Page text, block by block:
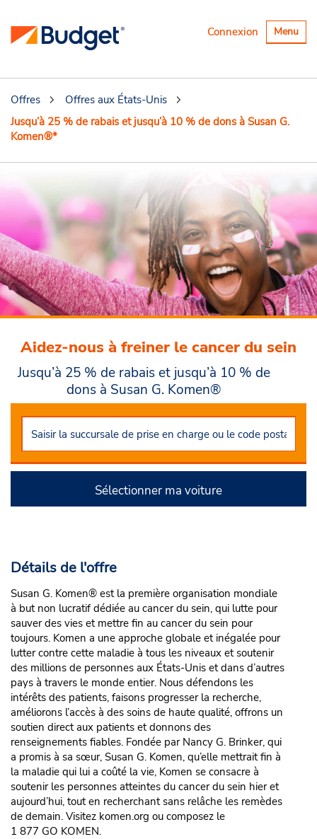
Basculer
la
Menu
Connexion
Offres
Offres aux États-Unis
Jusqu’à 25 % de rabais et jusqu’à 10 % de dons à Susan G.
Komen®*
Aidez-nous à freiner le cancer du sein
Jusqu’à 25 % de rabais et jusqu’à 10 % de
dons à Susan G. Komen®
Sélectionner ma voiture
Détails de l'offre
Susan G. Komen® est la première organisation mondiale
à but non lucratif dédiée au cancer du sein, qui lutte pour
sauver des vies et mettre fin au cancer du sein pour
toujours. Komen a une approche globale et inégalée pour
lutter contre cette maladie à tous les niveaux et soutenir
des millions de personnes aux États-Unis et dans d’autres
pays à travers le monde entier. Nous défendons les
intérêts des patients, faisons progresser la recherche,
améliorons l’accès à des soins de haute qualité, offrons un
soutien direct aux patients et donnons des
renseignements fiables. Fondée par Nancy G. Brinker, qui
a promis à sa sœur, Susan G. Komen, qu’elle mettrait fin à
la maladie qui lui a coûté la vie, Komen se consacre à
soutenir les personnes atteintes du cancer du sein hier et
aujourd’hui, tout en recherchant sans relâche les remèdes
de demain. Visitez komen.org ou composez le
1 877 GO KOMEN.